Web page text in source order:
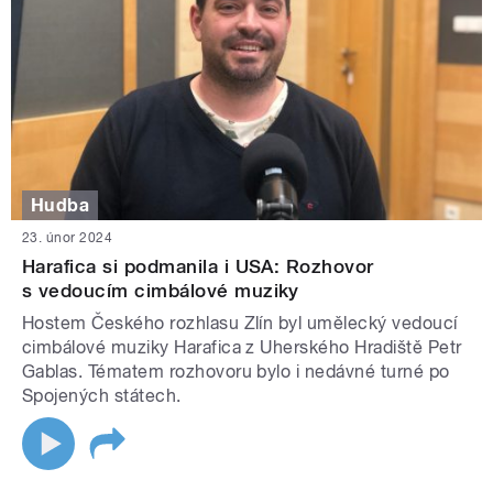
Hudba
23. únor 2024
Harafica si podmanila i USA: Rozhovor
s vedoucím cimbálové muziky
Hostem Českého rozhlasu Zlín byl umělecký vedoucí
cimbálové muziky Harafica z Uherského Hradiště Petr
Gablas. Tématem rozhovoru bylo i nedávné turné po
Spojených státech.